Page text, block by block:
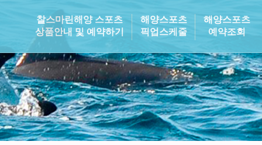
찰스마린해양 스포츠
상품안내 및 예약하기
해양스포츠
픽업스케줄
해양스포츠
예약조회